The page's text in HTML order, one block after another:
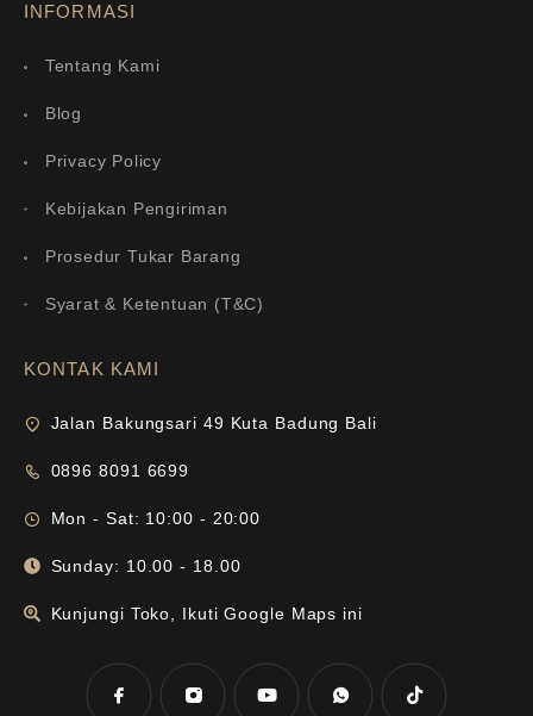
INFORMASI
Tentang Kami
Blog
Privacy Policy
Kebijakan Pengiriman
Prosedur Tukar Barang
Syarat & Ketentuan (T&C)
KONTAK KAMI
Jalan Bakungsari 49 Kuta Badung Bali
0896 8091 6699
Mon - Sat: 10:00 - 20:00
Sunday: 10.00 - 18.00
Kunjungi Toko, Ikuti Google Maps ini